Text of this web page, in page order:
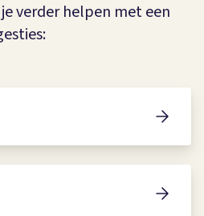
verder helpen met een